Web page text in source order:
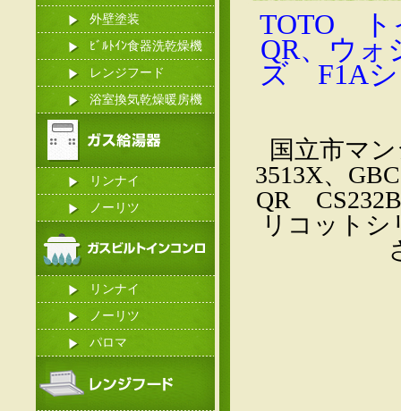
外壁塗装
ﾋﾞﾙﾄｲﾝ食器洗乾燥機
レンジフード
浴室換気乾燥暖房機
リンナイ
ノーリツ
リンナイ
ノーリツ
パロマ
TOTO ト
QR、ウ
ズ F1A
国立市マ
3513X、
QR
リコット